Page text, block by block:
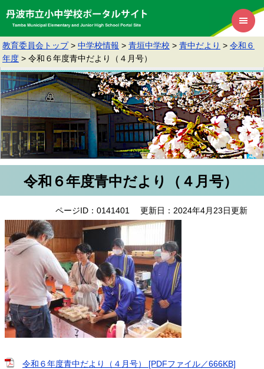
教育委員会トップ > 中学校情報 > 青垣中学校 > 青中だより > 令和６
年度 > 令和６年度青中だより（４月号）
令和６年度青中だより（４月号）
ページID：0141401 更新日：2024年4月23日更新
令和６年度青中だより（４月号） [PDFファイル／666KB]